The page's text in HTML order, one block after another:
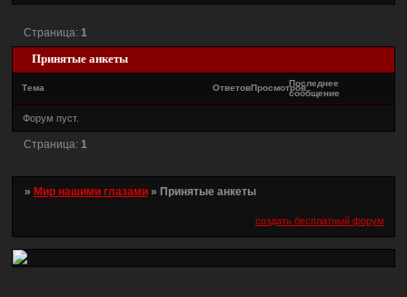
Принятые анкеты
Страница: 1
Тема ОтветовПросмотровПоследнее
сообщение
Форум пуст.
Страница: 1
» Мир нашими глазами » Принятые анкеты
создать бесплатный форум